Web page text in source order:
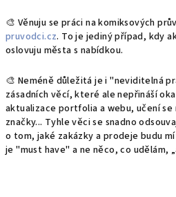
🎨 Věnuju se práci na komiksových
pruvodci.cz. To je jediný případ, kdy
oslovuju města s nabídkou.
🎨 Neméně důležitá je i "neviditelná
zásadních věcí, které ale nepřináší
aktualizace portfolia a webu, učení
značky... Tyhle věci se snadno
o tom, jaké zakázky a prodeje budu
je "must have" a ne něco, co udělám,